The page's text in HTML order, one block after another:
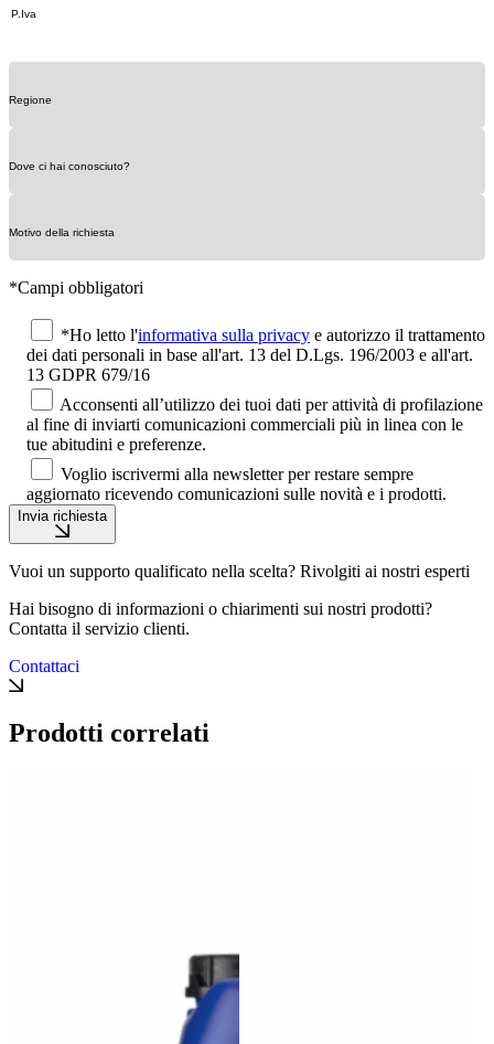
*Campi obbligatori
*Ho letto l'informativa sulla privacy e autorizzo il trattamento
dei dati personali in base all'art. 13 del D.Lgs. 196/2003 e all'art.
13 GDPR 679/16
Acconsenti all’utilizzo dei tuoi dati per attività di profilazione
al fine di inviarti comunicazioni commerciali più in linea con le
tue abitudini e preferenze.
Voglio iscrivermi alla newsletter per restare sempre
aggiornato ricevendo comunicazioni sulle novità e i prodotti.
Invia richiesta
Vuoi un supporto qualificato nella scelta? Rivolgiti ai nostri esperti
Hai bisogno di informazioni o chiarimenti sui nostri prodotti?
Contatta il servizio clienti.
Contattaci
Prodotti correlati